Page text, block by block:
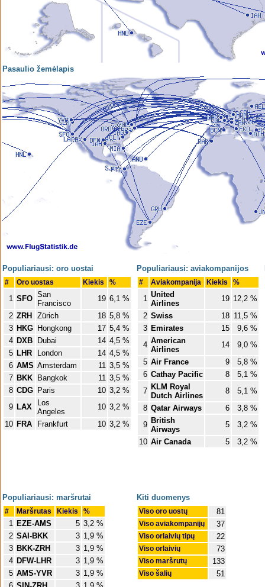
Pasaulio žemėlapis
Populiariausi: oro uostai
# Oro uostas Kiekis %
1 SFO San
Francisco
19 6,1 %
2 ZRH Zürich 18 5,8 %
3 HKG Hongkong 17 5,4 %
4 DXB Dubai 14 4,5 %
5 LHR London 14 4,5 %
6 AMS Amsterdam 11 3,5 %
7 BKK Bangkok 11 3,5 %
8 CDG Paris 10 3,2 %
9 LAX
Los
Angeles
10 3,2 %
10 FRA Frankfurt 10 3,2 %
Populiariausi: aviakompanijos
# Aviakompanija Kiekis %
1 United
Airlines
19 12,2 %
2 Swiss 18 11,5 %
3 Emirates 15
9,6 %
4 American
Airlines
14
9,0 %
5 Air France 9
5,8 %
6 Cathay Pacific 8
5,1 %
7 KLM Royal
Dutch Airlines
8
5,1 %
8 Qatar Airways 6
3,8 %
9 British
Airways
5
3,2 %
10 Air Canada 5 3,2 %
Populiariausi: maršrutai
# Maršrutas Kiekis %
1 EZE-AMS 5 3,2 %
2 SAI-BKK 3 1,9 %
3 BKK-ZRH 3 1,9 %
4 DFW-LHR 3 1,9 %
5 AMS-YVR 3 1,9 %
Kiti duomenys
Viso oro uostų 81
Viso aviakompanijų 37
Viso orlaivių tipų 22
Viso orlaivių 73
Viso maršrutų 133
Viso šalių 51